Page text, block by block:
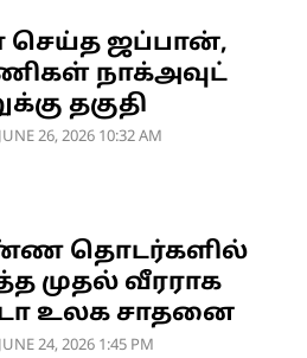
செய்த ஜப்பான்,
நாக்அவுட்
தகுதி
26, 2026 10:32 AM
தொடர்களில்
முதல் வீரராக
உலக சாதனை
24, 2026 1:45 PM